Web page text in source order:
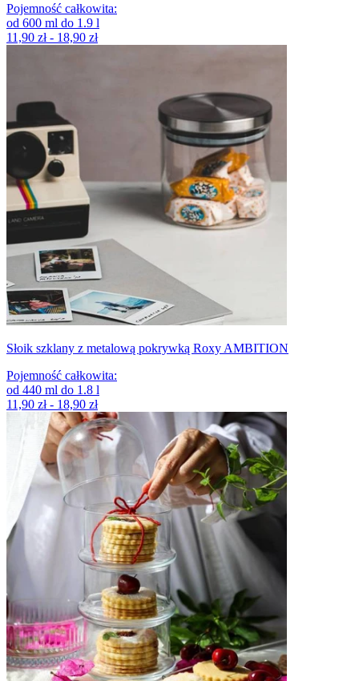
Pojemność całkowita:
od 600 ml do 1.9 l
11,90 zł - 18,90 zł
Słoik szklany z metalową pokrywką Roxy AMBITION
Pojemność całkowita:
od 440 ml do 1.8 l
11,90 zł - 18,90 zł